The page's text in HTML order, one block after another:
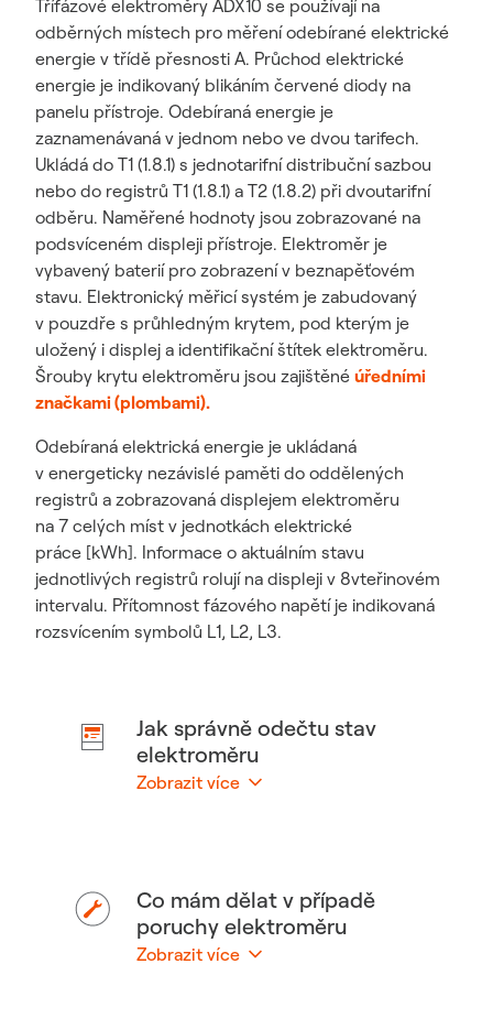
Třífázové elektroměry ADX10 se používají na
odběrných místech pro měření odebírané elektrické
energie v třídě přesnosti A. Průchod elektrické
energie je indikovaný blikáním červené diody na
panelu přístroje. Odebíraná energie je
zaznamenávaná v jednom nebo ve dvou tarifech.
Ukládá do T1 (1.8.1) s jednotarifní distribuční sazbou
nebo do registrů T1 (1.8.1) a T2 (1.8.2) při dvoutarifní
odběru. Naměřené hodnoty jsou zobrazované na
podsvíceném displeji přístroje. Elektroměr je
vybavený baterií pro zobrazení v beznapěťovém
stavu. Elektronický měřicí systém je zabudovaný
v pouzdře s průhledným krytem, pod kterým je
uložený i displej a identifikační štítek elektroměru.
Šrouby krytu elektroměru jsou zajištěné úředními
značkami (plombami).
Odebíraná elektrická energie je ukládaná
v energeticky nezávislé paměti do oddělených
registrů a zobrazovaná displejem elektroměru
na 7 celých míst v jednotkách elektrické
práce [kWh]. Informace o aktuálním stavu
jednotlivých registrů rolují na displeji v 8vteřinovém
intervalu. Přítomnost fázového napětí je indikovaná
rozsvícením symbolů L1, L2, L3.
Jak správně odečtu stav
elektroměru
Zobrazit více
Co mám dělat v případě
poruchy elektroměru
Zobrazit více